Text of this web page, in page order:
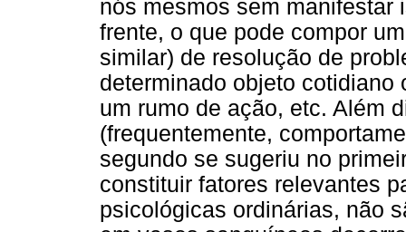
nós mesmos sem manifestar
frente, o que pode compor
similar) de resolução de
determinado objeto
um rumo de ação, etc. Além
(frequentemente,
segundo se sugeriu no
constituir fatores relevantes
psicológicas ordinárias, não